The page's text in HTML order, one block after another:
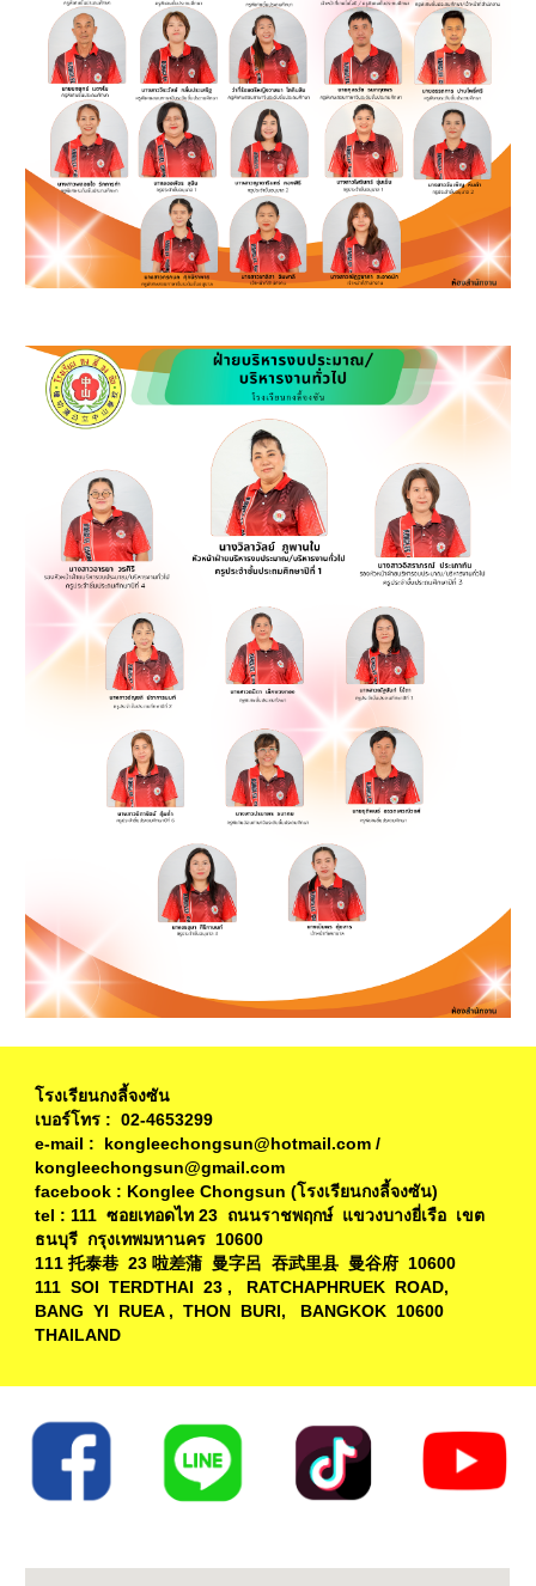
โรงเรียนกงลี้จงซัน
เบอร์โทร : 02-4653299
e-mail : kongleechongsun@hotmail.com /
kongleechongsun@gmail.com
facebook : Konglee Chongsun (โรงเรียนกงลี้จงซัน)
tel : 111 ซอยเทอดไท 23 ถนนราชพฤกษ์ แขวงบางยี่เรือ เขต
ธนบุรี กรุงเทพมหานคร 10600
111 托泰巷 23 啦差蒲 曼字呂 吞武里县 曼谷府 10600
111 SOI TERDTHAI 23 , RATCHAPHRUEK ROAD,
BANG YI RUEA , THON BURI, BANGKOK 10600
THAILAND